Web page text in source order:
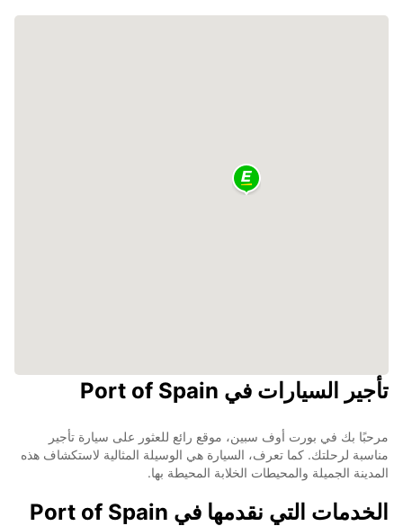
تأجير السيارات في Port of Spain
مرحبًا بك في بورت أوف سبين، موقع رائع للعثور على سيارة تأجير
مناسبة لرحلتك. كما تعرف، السيارة هي الوسيلة المثالية لاستكشاف هذه
المدينة الجميلة والمحيطات الخلابة المحيطة بها.
الخدمات التي نقدمها في Port of Spain